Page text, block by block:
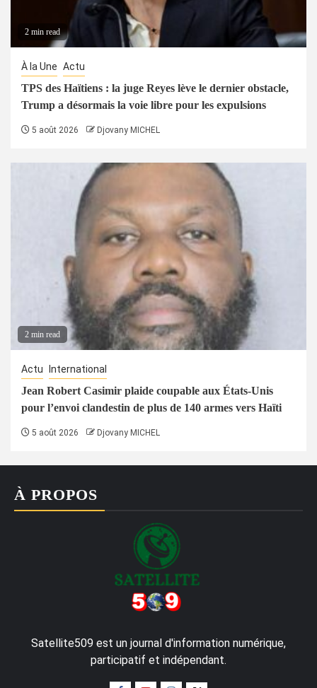
2 min read
À la Une Actu
TPS des Haïtiens : la juge Reyes lève le dernier obstacle,
Trump a désormais la voie libre pour les expulsions
5 août 2026 Djovany MICHEL
2 min read
Actu International
Jean Robert Casimir plaide coupable aux États-Unis
pour l’envoi clandestin de plus de 140 armes vers Haïti
5 août 2026 Djovany MICHEL
À PROPOS
Satellite509 est un journal d'information numérique,
participatif et indépendant.